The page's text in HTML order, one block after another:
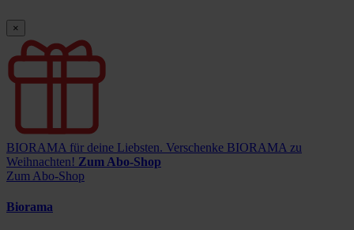
×
BIORAMA für deine Liebsten. Verschenke BIORAMA zu
Weihnachten! Zum Abo-Shop
Zum Abo-Shop
Biorama